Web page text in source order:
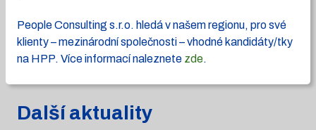
People Consulting s.r.o. hledá v našem regionu, pro své
klienty – mezinárodní společnosti – vhodné kandidáty/tky
na HPP. Více informací naleznete zde.
Další aktuality